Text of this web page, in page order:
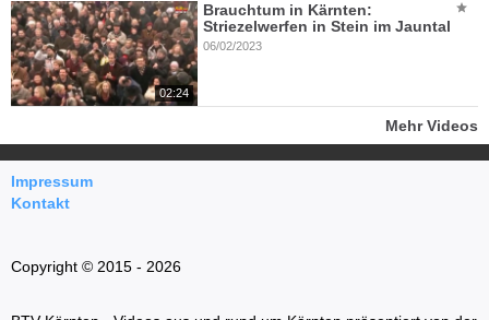
02:24
Brauchtum in Kärnten:
Striezelwerfen in Stein im Jauntal
06/02/2023
Mehr Videos
Impressum
Kontakt
Copyright © 2015 - 2026